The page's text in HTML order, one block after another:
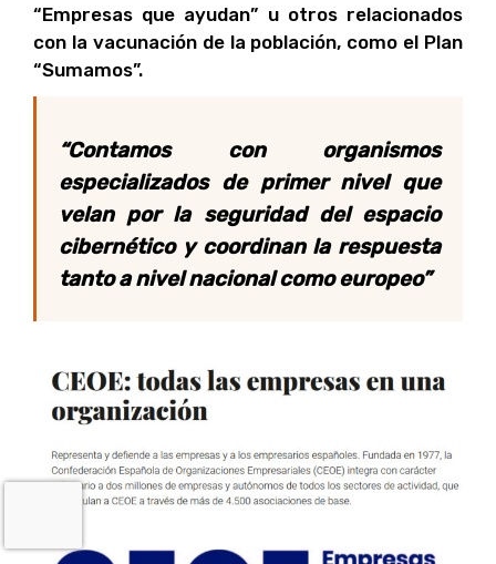
“Empresas que ayudan” u otros relacionados
con la vacunación de la población, como el Plan
“Sumamos”.
“Contamos con organismos
especializados de primer nivel que
velan por la seguridad del espacio
cibernético y coordinan la respuesta
tanto a nivel nacional como europeo”